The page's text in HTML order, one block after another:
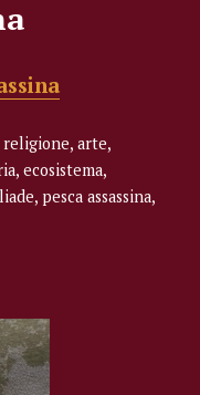
religione, arte,
ecosistema,
pesca assassina,